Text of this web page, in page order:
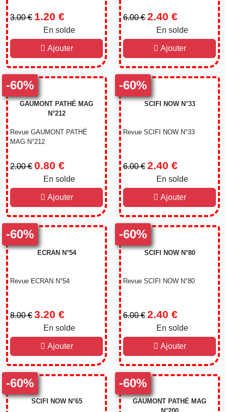
3.00 € 1.20 €
En solde
Ajouter
6.00 € 2.40 €
En solde
Ajouter
-60%
GAUMONT PATHÉ MAG
N°212
Revue GAUMONT PATHÉ
MAG N°212
2.00 € 0.80 €
En solde
Ajouter
-60%
SCIFI NOW N°33
Revue SCIFI NOW N°33
6.00 € 2.40 €
En solde
Ajouter
-60%
ECRAN N°54
Revue ECRAN N°54
8.00 € 3.20 €
En solde
Ajouter
-60%
SCIFI NOW N°80
Revue SCIFI NOW N°80
6.00 € 2.40 €
En solde
Ajouter
-60%
SCIFI NOW N°65
-60%
GAUMONT PATHÉ MAG